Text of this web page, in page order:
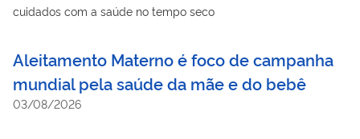
cuidados com a saúde no tempo seco
Aleitamento Materno é foco de campanha
mundial pela saúde da mãe e do bebê
03/08/2026